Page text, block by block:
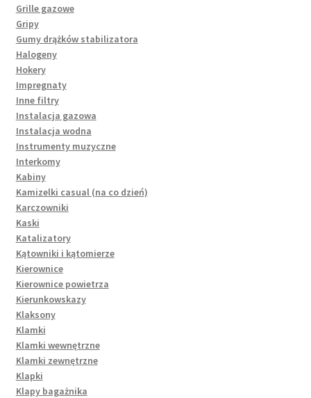
Grille gazowe
Gripy
Gumy drążków stabilizatora
Halogeny
Hokery
Impregnaty
Inne filtry
Instalacja gazowa
Instalacja wodna
Instrumenty muzyczne
Interkomy
Kabiny
Kamizelki casual (na co dzień)
Karczowniki
Kaski
Katalizatory
Kątowniki i kątomierze
Kierownice
Kierownice powietrza
Kierunkowskazy
Klaksony
Klamki
Klamki wewnętrzne
Klamki zewnętrzne
Klapki
Klapy bagażnika